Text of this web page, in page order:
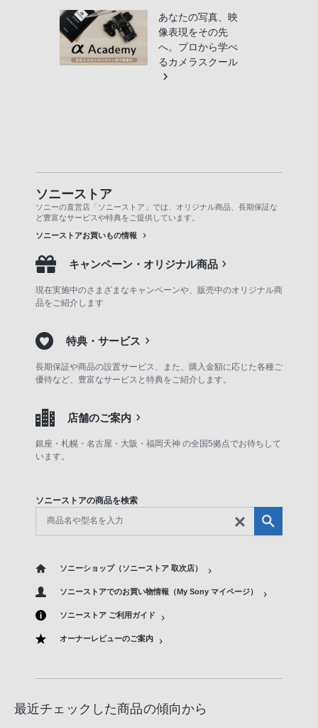
あなたの写真、映
像表現をその先
へ。プロから学べ
るカメラスクール
ソニーストア
ソニーの直営店「ソニーストア」では、オリジナル商品、長期保証な
ど豊富なサービスや特典をご提供しています。
ソニーストアお買いもの情報
キャンペーン・オリジナル商品
現在実施中のさまざまなキャンペーンや、販売中のオリジナル商
品をご紹介します
特典・サービス
長期保証や商品の設置サービス、また、購入金額に応じた各種ご
優待など、豊富なサービスと特典をご紹介します。
店舗のご案内
銀座・札幌・名古屋・大阪・福岡天神 の全国5拠点でお待ちして
います。
ソニーストアの商品を検索
ソニーショップ（ソニーストア 取次店）
ソニーストアでのお買い物情報（My Sony マイページ）
ソニーストア ご利用ガイド
オーナーレビューのご案内
最近チェックした商品の傾向から